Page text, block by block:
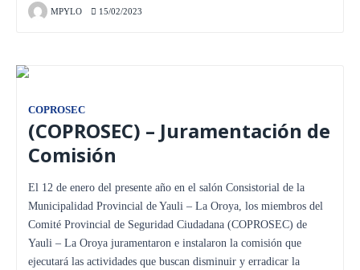
MPYLO 15/02/2023
COPROSEC
(COPROSEC) – Juramentación de
Comisión
El 12 de enero del presente año en el salón Consistorial de la
Municipalidad Provincial de Yauli – La Oroya, los miembros del
Comité Provincial de Seguridad Ciudadana (COPROSEC) de
Yauli – La Oroya juramentaron e instalaron la comisión que
ejecutará las actividades que buscan disminuir y erradicar la